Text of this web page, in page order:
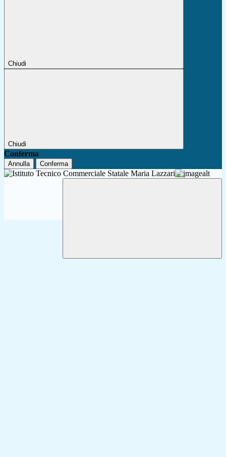
Chiudi
Chiudi
Conferma
Annulla Conferma